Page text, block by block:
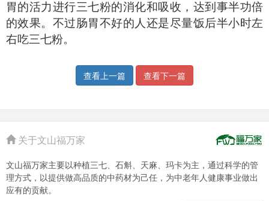
胃的活力进行三七粉的消化和吸收，达到事半功倍
的效果。不过肠胃不好的人还是尽量饭后半小时左
右吃三七粉。
查看上一篇 查看下一篇
关于文山福万家
文山福万家主要以种植三七、石斛、天麻、玛卡为主，通过科学的管
理方式，以提供做高品质的中药材为己任，为中老年人健康事业做出
应有的贡献。